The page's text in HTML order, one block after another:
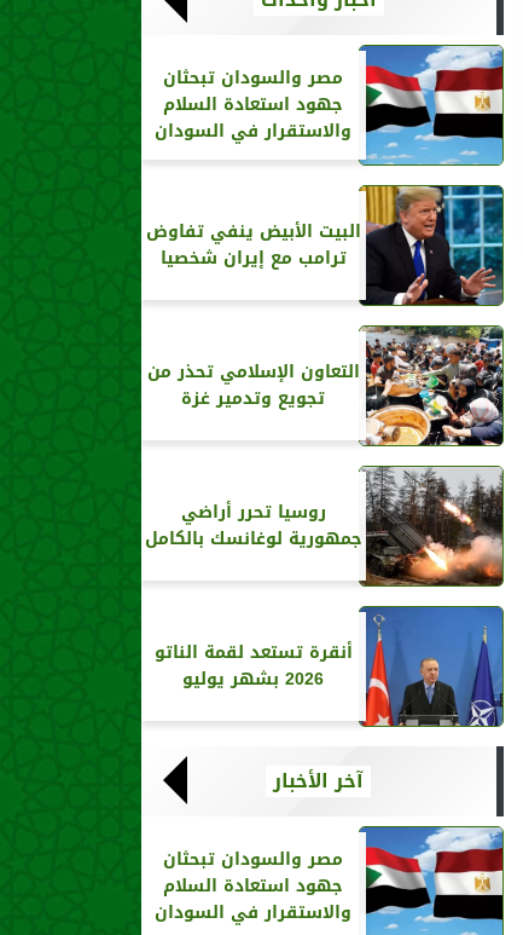
مصر والسودان تبحثان
جهود استعادة السلام
والاستقرار في السودان
البيت الأبيض ينفي تفاوض
ترامب مع إيران شخصيا
التعاون الإسلامي تحذر من
تجويع وتدمير غزة
روسيا تحرر أراضي
جمهورية لوغانسك بالكامل
أنقرة تستعد لقمة الناتو
2026 بشهر يوليو
آخر الأخبار
مصر والسودان تبحثان
جهود استعادة السلام
والاستقرار في السودان